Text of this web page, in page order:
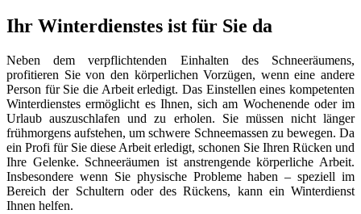
Ihr Winterdienstes ist für Sie da
Neben dem verpflichtenden Einhalten des Schneeräumens,
profitieren Sie von den körperlichen Vorzügen, wenn eine andere
Person für Sie die Arbeit erledigt. Das Einstellen eines kompetenten
Winterdienstes ermöglicht es Ihnen, sich am Wochenende oder im
Urlaub auszuschlafen und zu erholen. Sie müssen nicht länger
frühmorgens aufstehen, um schwere Schneemassen zu bewegen. Da
ein Profi für Sie diese Arbeit erledigt, schonen Sie Ihren Rücken und
Ihre Gelenke. Schneeräumen ist anstrengende körperliche Arbeit.
Insbesondere wenn Sie physische Probleme haben – speziell im
Bereich der Schultern oder des Rückens, kann ein Winterdienst
Ihnen helfen.